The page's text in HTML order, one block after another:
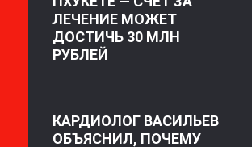
ЛЕЧЕНИЕ МОЖЕТ
ДОСТИЧЬ 30 МЛН
РУБЛЕЙ
КАРДИОЛОГ ВАСИЛЬЕВ
ОБЪЯСНИЛ, ПОЧЕМУ